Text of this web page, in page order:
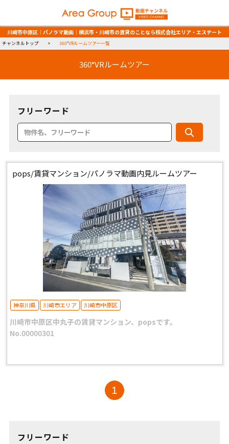
川崎市中原区｜パノラマ動画｜横浜市・川崎市の賃貸のことなら株式会社エリア・エステート
チャンネルトップ 360°VRルームツアー一覧
360°VRルームツアー
フリーワード
pops/賃貸マンション/パノラマ動画内見ルームツアー
神奈川県 川崎市エリア 川崎市中原区
川崎市中原区中丸子の賃貸マンション、popsです。
No.00000301
1
フリーワード